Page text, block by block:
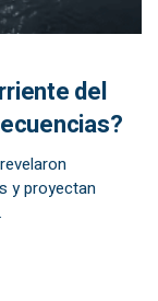
del
y proyectan